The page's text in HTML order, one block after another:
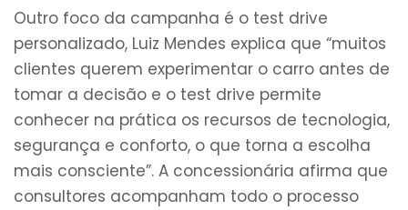
Outro foco da campanha é o test drive
personalizado, Luiz Mendes explica que “muitos
clientes querem experimentar o carro antes de
tomar a decisão e o test drive permite
conhecer na prática os recursos de tecnologia,
segurança e conforto, o que torna a escolha
mais consciente”. A concessionária afirma que
consultores acompanham todo o processo